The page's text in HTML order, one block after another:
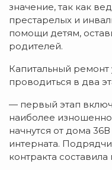
значение, так как
престарелых и
помощи детям,
родителей.
Капитальный
проводиться в два
— первый этап
наиболее
начнутся от дома
интерната.
контракта